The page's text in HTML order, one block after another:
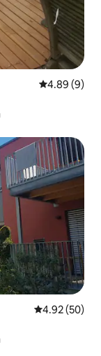
Calificación
4.89 (9)
Calificación
4.92 (50)